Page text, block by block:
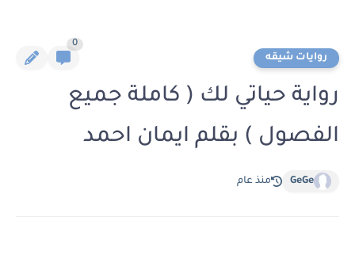
روايات شيقه
0
رواية حياتي لك ( كاملة جميع
الفصول ) بقلم ايمان احمد
GeGe منذ عام